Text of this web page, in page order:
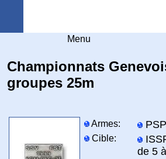
Menu
Championnats
groupes 25m
Armes:
Cible:
de 5